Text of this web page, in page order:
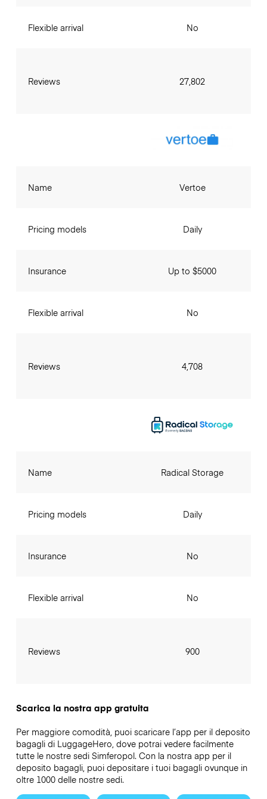
Flexible arrival
Reviews
No
27,802
Name
Pricing models
Insurance
Flexible arrival
Reviews
Vertoe
Daily
Up to $5000
No
4,708
Name
Pricing models
Insurance
Flexible arrival
Reviews
Radical Storage
Daily
No
No
900
Scarica la nostra app gratuita
Per maggiore comodità, puoi scaricare l’app per il deposito
bagagli di LuggageHero, dove potrai vedere facilmente
tutte le nostre sedi Simferopol. Con la nostra app per il
deposito bagagli, puoi depositare i tuoi bagagli ovunque in
oltre 1000 delle nostre sedi.